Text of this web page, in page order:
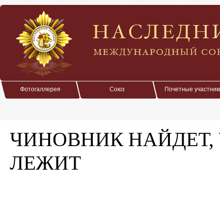
Фотогаллерея Союз Почетные
ЧИНОВНИК НАЙДЕТ,
ЛЕЖИТ